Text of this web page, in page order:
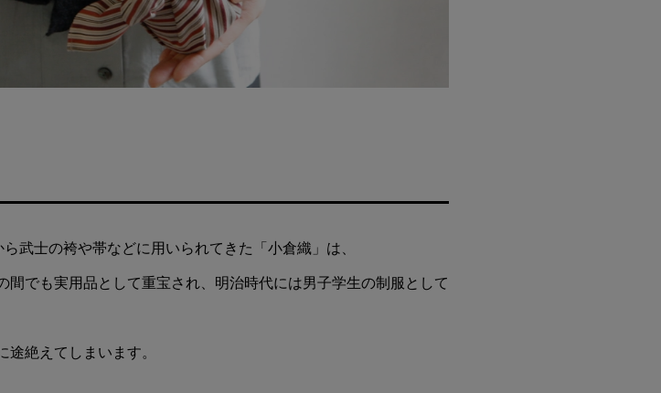
武士の袴や帯などに用いられてきた「小倉織」は、
でも実用品として重宝され、明治時代には男子学生の制服として
絶えてしまいます。